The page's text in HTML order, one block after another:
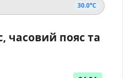
30.0°C
часовий пояс та